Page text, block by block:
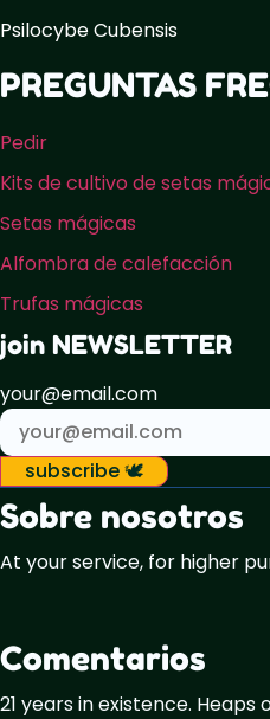
Psilocybe Cubensis
PREGUNTAS
Pedir
Kits de cultivo de setas
Setas mágicas
Alfombra de calefacción
Trufas mágicas
join NEWSLETTER
your@email.com
subscribe 🕊️
Sobre nosotros
At your service, for higher
Comentarios
21 years in existence.